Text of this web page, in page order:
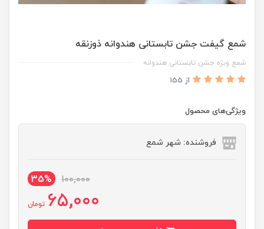
شمع گیفت جشن تابستانی هندوانه ذوزنقه
شمع ویژه جشن تابستانی هندوانه
از 155
ویژگی‌های محصول
فروشنده: شهر شمع
100,000
35%
65,000 تومان